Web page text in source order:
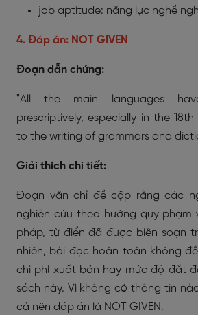
job aptitude: năng lực nghề
4. Đáp án: NOT GIVEN
Đoạn dẫn chứng:
"All the main languages
prescriptively, especially in the
to the writing of grammars and
Giải thích chi tiết:
Đoạn văn chỉ đề cập rằng các
nghiên cứu theo hướng quy phạm
pháp, từ điển đã được biên soạn
nhiên, bài đọc hoàn toàn không
chi phí xuất bản hay mức độ đắt
sách này. Vì không có thông tin
cả nên đáp án là NOT GIVEN.